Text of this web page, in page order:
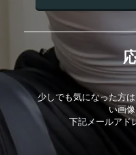
少しでも気になった方
い画
下記メールアド